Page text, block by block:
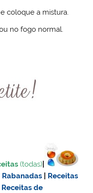
coloque a mistura.
no fogo normal.
(todas)
Rabanadas
Receitas
Receitas de